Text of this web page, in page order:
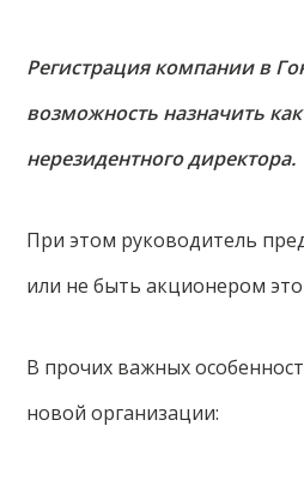
Регистрация компании в
возможность назначить
нерезидентного директора.
При этом руководитель
или не быть акционером
В прочих важных
новой организации: